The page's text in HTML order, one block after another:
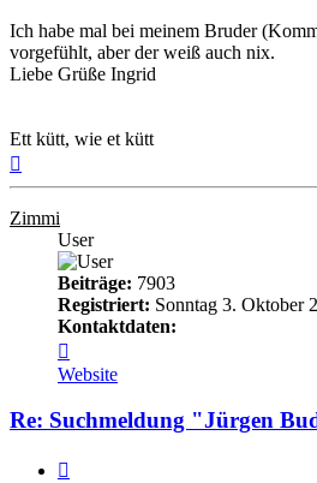
Ich habe mal bei meinem Bruder
vorgefühlt, aber der weiß auch nix.
Liebe Grüße Ingrid
Ett kütt, wie et kütt
Zimmi
User
Beiträge: 7903
Registriert: Sonntag 3. Oktober
Kontaktdaten:
von
Zimmi
Website
Re: Suchmeldung "Jürgen